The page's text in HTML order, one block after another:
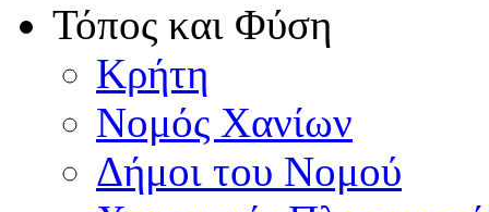
Τόπος και Φύση
Κρήτη
Νομός Χανίων
Δήμοι του Νομού